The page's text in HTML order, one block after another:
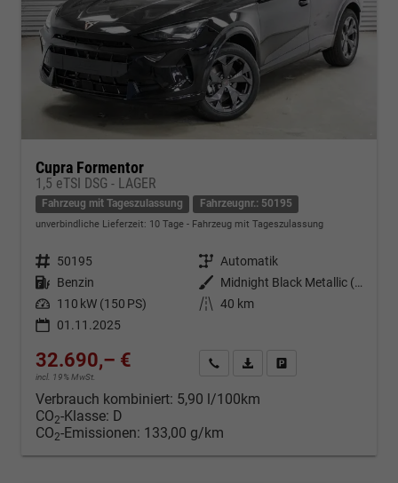
Cupra Formentor
1,5 eTSI DSG - LAGER
Fahrzeug mit Tageszulassung Fahrzeugnr.: 50195
unverbindliche Lieferzeit: 10 Tage Fahrzeug mit Tageszulassung
Fahrzeugnr. 50195 Getriebe Automatik
Kraftstoff Benzin Außenfarbe
Midnight Black Metallic (0E)
Leistung 110 kW (150 PS) Kilometerstand 40 km
01.11.2025
32.690,– €
incl. 19% MwSt.
Kontakt & Angebot anfordern
PDF-Datei, Fahrzeugexposé
Verbrauch kombiniert: 5,90 l/100km
CO2-Klasse: D
CO2-Emissionen: 133,00 g/km